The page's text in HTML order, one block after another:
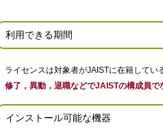
利用できる期間
ライセンスは対象者がJAISTに在籍してい
修了，異動，退職などでJAISTの構成員
インストール可能な機器